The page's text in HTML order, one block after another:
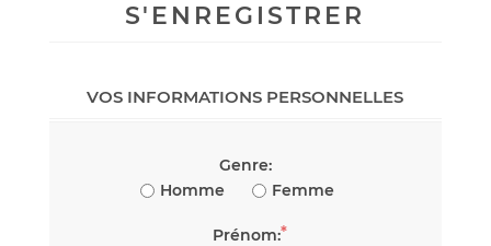
S'ENREGISTRER
VOS INFORMATIONS PERSONNELLES
Genre:
Homme
Femme
Prénom:*